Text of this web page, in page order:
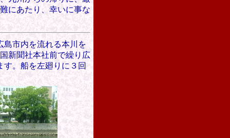
にあたり、幸いに事な
島市内を流れる本川を
新聞社本社前で繰り広
す。船を左廻りに３回